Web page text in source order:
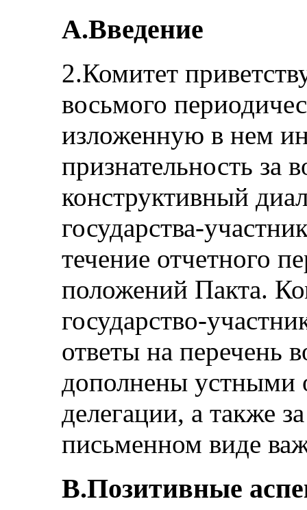
A.Введение
2.Комитет
восьмого
изложенную в нем
признательность за
конструктивный
государства-
течение отчетного
положений Пакта.
государство-
ответы на перечень
дополнены устными
делегации, а также
письменном виде
B.Позитивные